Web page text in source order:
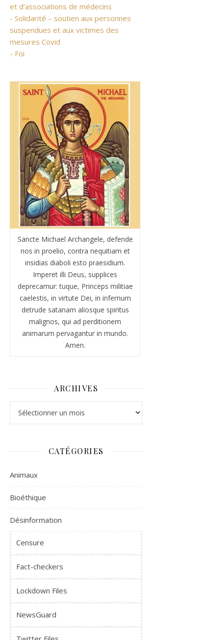
et d’associations de médecins
- Solidarité – soutien aux personnes
suspendues et aux victimes des
mesures Covid
- Foi
Sancte Michael Archangele, defende
nos in proelio, contra nequitiam et
insidias diaboli esto praesidium.
Imperet illi Deus, supplices
deprecamur: tuque, Princeps militiae
caelestis, in virtute Dei, in infernum
detrude satanam aliosque spiritus
malignos, qui ad perditionem
animarum pervagantur in mundo.
Amen.
ARCHIVES
CATÉGORIES
Animaux
Bioéthique
Désinformation
Censure
Fact-checkers
Lockdown Files
NewsGuard